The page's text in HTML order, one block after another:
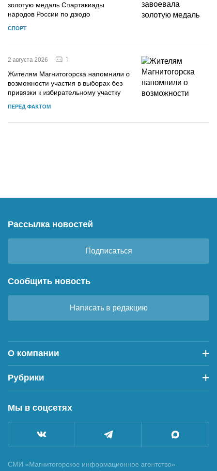
золотую медаль Спартакиады
народов России по дзюдо
СПОРТ
2 августа 2026 1
Жителям Магнитогорска напомнили о
возможности участия в выборах без
привязки к избирательному участку
ПЕРЕД ФАКТОМ
Рассылка новостей
Подписаться
Сообщить новость
Написать в редакцию
О компании
Рубрики
Мы в соцсетях
СМИ «Магнитогорское информационное агентство»